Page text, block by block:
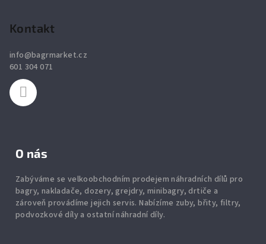
Kontakt
info@bagrmarket.cz
601 304 071
O nás
Zabýváme se velkoobchodním prodejem náhradních dílů pro
bagry, nakladače, dozery, grejdry, minibagry, drtiče a
zároveň provádíme jejich servis. Nabízíme zuby,břity,filtry,
podvozkové díly a ostatní náhradní díly.